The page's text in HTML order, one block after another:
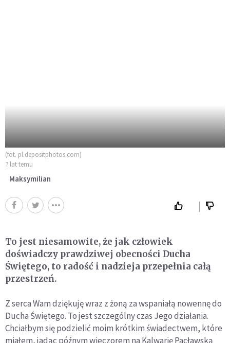
(fot. pl.depositphotos.com)
7 lat temu
Maksymilian
To jest niesamowite, że jak człowiek
doświadczy prawdziwej obecności Ducha
Świętego, to radość i nadzieja przepełnia całą
przestrzeń.
Z serca Wam dziękuję wraz z żoną za wspaniałą nowennę do
Ducha Świętego. To jest szczególny czas Jego działania.
Chciałbym się podzielić moim krótkim świadectwem, które
miałem, jadąc późnym wieczorem na Kalwarię Pacławską